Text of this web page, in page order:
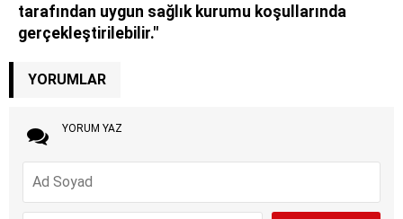
tarafından uygun sağlık kurumu koşullarında
gerçekleştirilebilir."
YORUMLAR
YORUM YAZ